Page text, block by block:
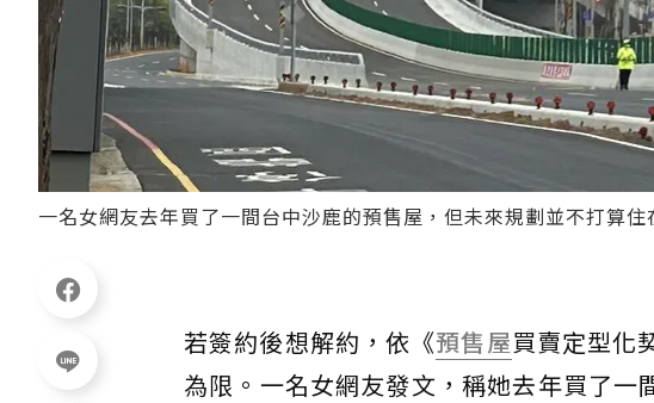
一名女網友去年買了一間台中沙鹿的預售屋，但未來規劃並不打算
若簽約後想解約，依《預售屋買賣定型化
為限。一名女網友發文，稱她去年買了一